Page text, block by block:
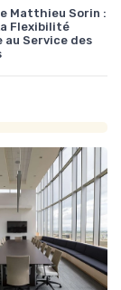
Matthieu Sorin :
Flexibilité
au Service des